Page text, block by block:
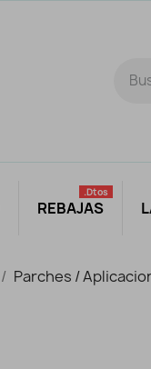
REBAJAS
.dtos
Parches /